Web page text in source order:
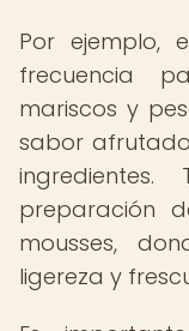
Por ejemplo,
frecuencia
mariscos y
sabor
preparación
mousses,
ligereza y